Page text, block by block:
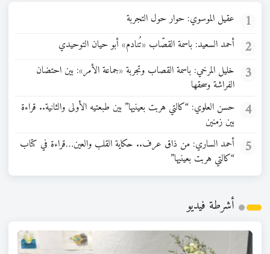
1 عقيل الموسوي: حوار حول التجربة
2 أحمد السعيد: باسمة القصّاب «تُنادم» أبو حيان التوحيدي
3
خليل المرخي: باسمة القصاب وتجربة «جماعة الأمر»: بين احتضان
الفراشة وسحقها
4
حسن العلوي: “كالتي هربت بعينيها” بين طبعتيه الأولى والثانية.. قراءة
بين زمنين
5
أحمد الساري: من ذاق عرف.. حكاية القلب والعين…قراءة في كتاب
“كالتي هربت بعينيها”
أشرطة فيديو